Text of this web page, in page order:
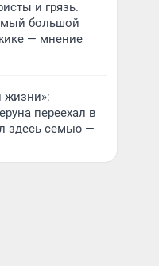
и грязь.
большой
— мнение
жизни»:
переехал в
здесь семью —